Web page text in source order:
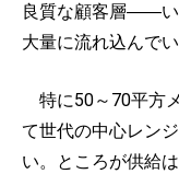
良質な顧客層――い
大量に流れ込んでい
特に50～70平方
て世代の中心レン
い。ところが供給